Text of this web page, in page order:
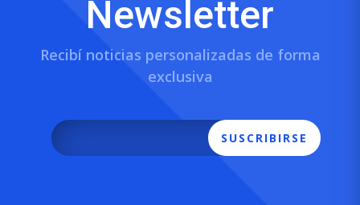
Newsletter
Recibí noticias personalizadas de forma
exclusiva
SUSCRIBIRSE